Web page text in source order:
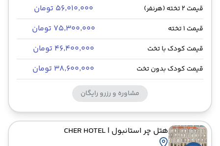
قیمت 2 تخته (هرنفر) ۵۶٬۰۱۰٬۰۰۰ تومان
قیمت 1 تخته ۷۵٬۳۰۰٬۰۰۰ تومان
قیمت کودک با تخت ۴۶٬۴۰۰٬۰۰۰ تومان
قیمت کودک بدون تخت ۳۸٬۶۰۰٬۰۰۰ تومان
مشاوره و رزرو رایگان
هتل چر استانبول | CHER HOTEL